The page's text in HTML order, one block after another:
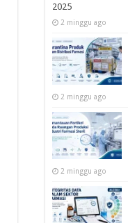
2025
2 minggu ago
2 minggu ago
2 minggu ago